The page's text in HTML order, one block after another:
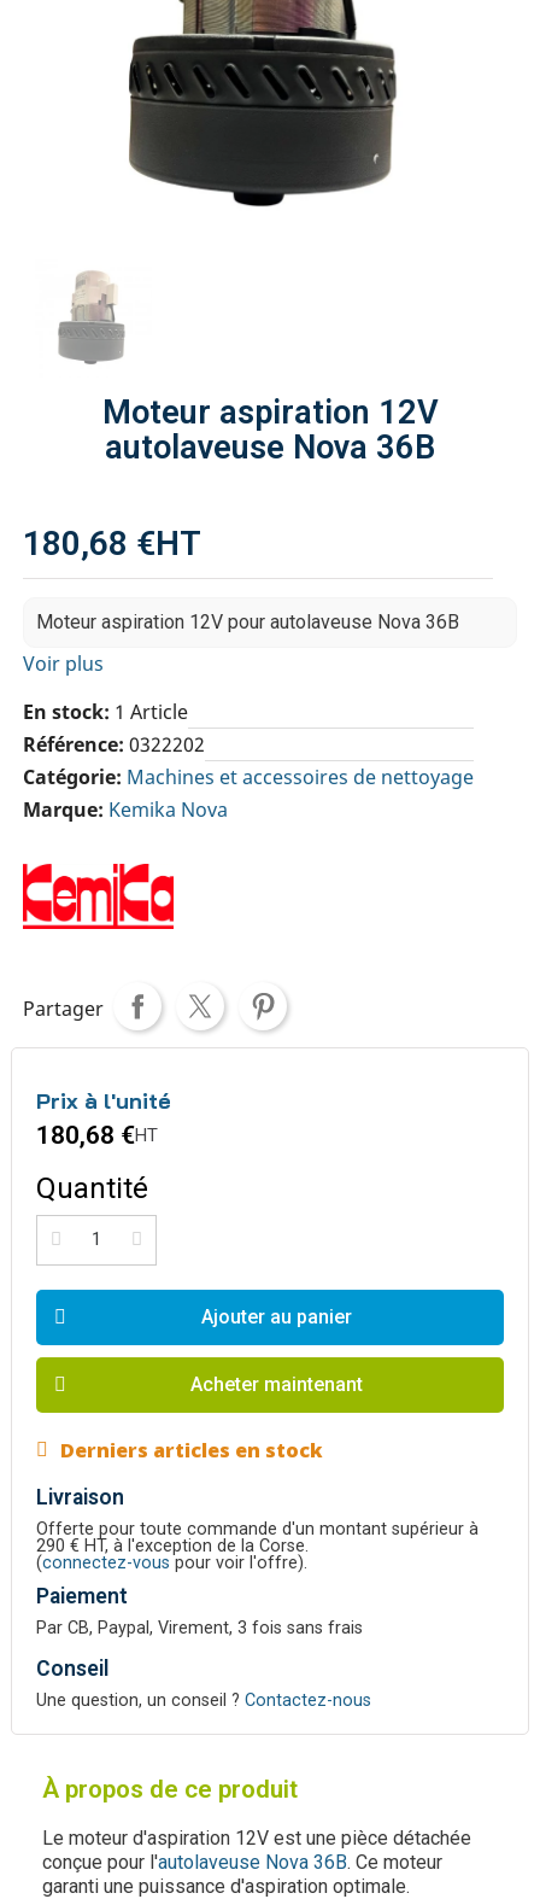
Moteur aspiration 12V
autolaveuse Nova 36B
180,68 €HT
Moteur aspiration 12V pour autolaveuse Nova 36B
Voir plus
En stock 1 Article
Référence 0322202
Catégorie Machines et accessoires de nettoyage
Marque Kemika Nova
Partager
Prix à l'unité
180,68 €HT
Quantité
Ajouter au panier
Acheter maintenant
Derniers articles en stock
Livraison
Offerte pour toute commande d'un montant supérieur à
290 € HT, à l'exception de la Corse.
(connectez-vous pour voir l'offre).
Paiement
Par CB, Paypal, Virement, 3 fois sans frais
Conseil
Une question, un conseil ? Contactez-nous
À propos de ce produit
Le moteur d'aspiration 12V est une pièce détachée
conçue pour l'autolaveuse Nova 36B. Ce moteur
garanti une puissance d'aspiration optimale.